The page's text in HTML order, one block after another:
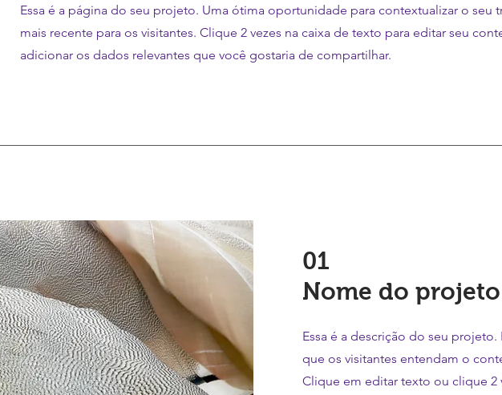
Essa é a página do seu projeto. Uma ótima oportunidade para contextualizar o seu
mais recente para os visitantes. Clique 2 vezes na caixa de texto para editar seu
adicionar os dados relevantes que você gostaria de compartilhar.
01
Nome do projeto
Essa é a descrição do seu projeto.
que os visitantes entendam o
Clique em editar texto ou clique 2